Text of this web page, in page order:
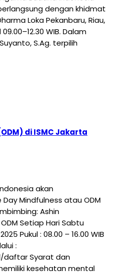
berlangsung dengan khidmat
Loka Pekanbaru, Riau,
WIB. Dalam
S.Ag. terpilih
di ISMC Jakarta
akan
Mindfulness atau ODM
Ashin
Setiap Hari Sabtu
Pukul : 08.00 – 16.00 WIB
:
Syarat dan
kesehatan mental